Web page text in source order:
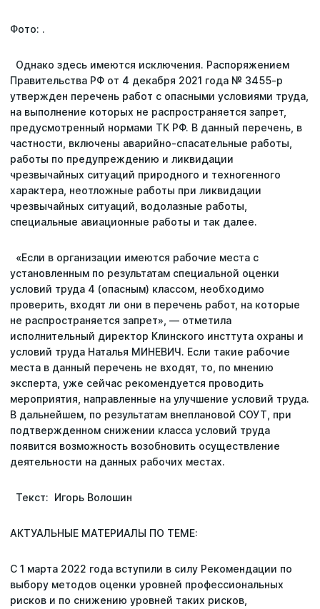
Последние поисковые запросы
Фото: .
Однако здесь имеются исключения. Распоряжением
Правительства РФ от 4 декабря 2021 года № 3455-р
утвержден перечень работ с опасными условиями труда,
на выполнение которых не распространяется запрет,
предусмотренный нормами ТК РФ. В данный перечень, в
частности, включены аварийно-спасательные работы,
работы по предупреждению и ликвидации
чрезвычайных ситуаций природного и техногенного
характера, неотложные работы при ликвидации
чрезвычайных ситуаций, водолазные работы,
специальные авиационные работы и так далее.
«Если в организации имеются рабочие места с
установленным по результатам специальной оценки
условий труда 4 (опасным) классом, необходимо
проверить, входят ли они в перечень работ, на которые
не распространяется запрет», — отметила
исполнительный директор Клинского инсттута охраны и
условий труда Наталья МИНЕВИЧ. Если такие рабочие
места в данный перечень не входят, то, по мнению
эксперта, уже сейчас рекомендуется проводить
мероприятия, направленные на улучшение условий труда.
В дальнейшем, по результатам внеплановой СОУТ, при
подтвержденном снижении класса условий труда
появится возможность возобновить осуществление
деятельности на данных рабочих местах.
Текст: Игорь Волошин
АКТУАЛЬНЫЕ МАТЕРИАЛЫ ПО ТЕМЕ:
С 1 марта 2022 года вступили в силу Рекомендации по
выбору методов оценки уровней профессиональных
рисков и по снижению уровней таких рисков,